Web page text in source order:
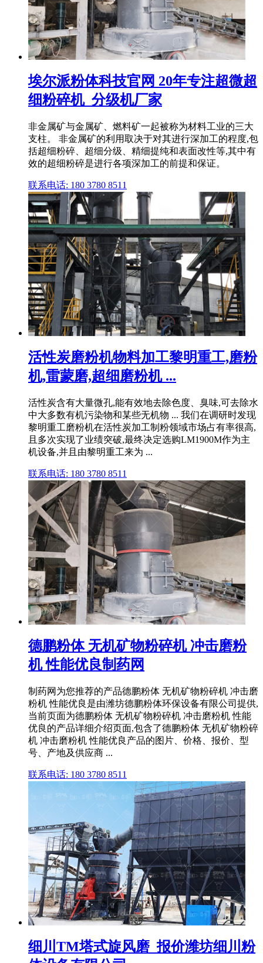
埃尔派粉体科技官网 20年专注超微超
细粉碎机_分级机厂家
非金属矿与金属矿、燃料矿一起被称为材料工业的三大
支柱。 非金属矿的利用取决于对其进行深加工的程度,包
括超细粉碎、超细分级、精细提纯和表面改性等,其中有
效的超细粉碎是进行各项深加工的前提和保证。
联系电话: 180 3780 8511
活性炭磨粉机物料加工黎明重工,磨粉
机,雷蒙磨,超细磨粉机 ...
活性炭含有大量微孔,能有效地去除色度、臭味,可去除水
中大多数有机污染物和某些无机物 ... 我们在调研时发现
黎明重工磨粉机在活性炭加工制粉领域市场占有率很高,
且多次实现了业绩突破,最终决定选购LM1900M作为主
机设备,并且由黎明重工来为 ...
联系电话: 180 3780 8511
德鹏粉体 无机矿物粉碎机 冲击磨粉
机 性能优良制药网
制药网为您推荐的产品德鹏粉体 无机矿物粉碎机 冲击磨
粉机 性能优良是由潍坊德鹏粉体环保设备有限公司提供,
当前页面为德鹏粉体 无机矿物粉碎机 冲击磨粉机 性能
优良的产品详细介绍页面,包含了德鹏粉体 无机矿物粉碎
机 冲击磨粉机 性能优良产品的图片、价格、报价、型
号、产地及供应商 ...
联系电话: 180 3780 8511
细川TM塔式旋风磨_报价潍坊细川粉